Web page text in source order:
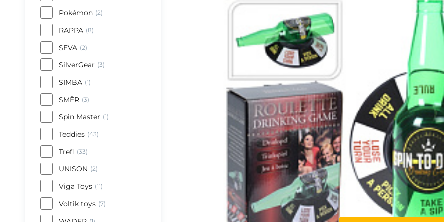
Favorit
Vergleichen
Pokémon (2)
RAPPA (8)
SEVA (2)
SilverGear (3)
SIMBA (1)
SMĚR (3)
Spin Master (1)
Teddies (43)
Trefl (33)
UNISON (2)
Viga Toys (11)
Voltik toys (7)